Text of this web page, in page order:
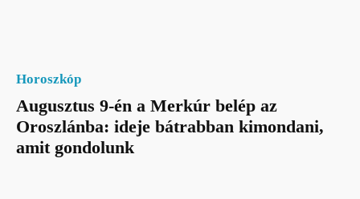
Horoszkóp
Augusztus 9-én a Merkúr belép az
Oroszlánba: ideje bátrabban kimondani,
amit gondolunk